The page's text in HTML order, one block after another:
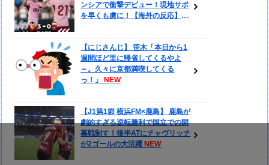
ンシアで衝撃デビュー！現地サポ
を早くも虜に！【海外の反応】
【にじさんじ】 笹木「本日から1
週間ほど里に帰省してくるやよ
～。久々に京都満喫してくる
っ！」
【J1第1節 横浜FM×鹿島】 鹿島が
劇的すぎる逆転勝利で国立での開
幕戦制す！後半ATにチャヴリッチ
が2ゴールの大活躍